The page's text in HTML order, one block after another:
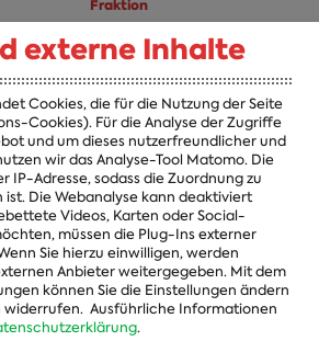
Fraktion
Fraktion
Vorsitzender
Vorstand
Arbeitsgruppen
Ausschussvorsitzende
Beauftragte
Landesgruppen
Organisation
externe Inhalte
Cookies, die für die Nutzung der Seite
Cookies). Für die Analyse der Zugriffe
und um dieses nutzerfreundlicher und
wir das Analyse-Tool Matomo. Die
IP-Adresse, sodass die Zuordnung zu
Die Webanalyse kann deaktiviert
Videos, Karten oder Social-
müssen die Plug-Ins externer
Sie hierzu einwilligen, werden
Anbieter weitergegeben. Mit dem
können Sie die Einstellungen ändern
widerrufen. Ausführliche Informationen
.